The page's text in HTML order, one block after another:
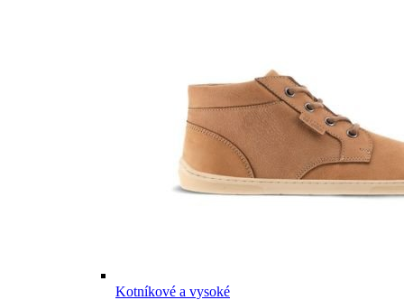
Kotníkové a vysoké